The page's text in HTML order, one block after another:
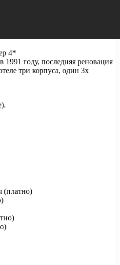
4*
1991 году, последняя реновация
три корпуса, один 3х
(платно)